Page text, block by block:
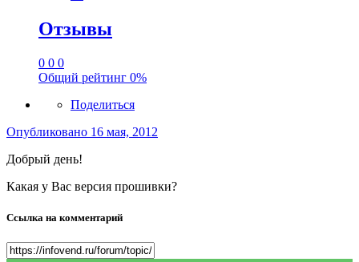
Отзывы
0 0 0
Общий рейтинг 0%
Поделиться
Опубликовано 16 мая, 2012
Добрый день!
Какая у Вас версия прошивки?
Ссылка на комментарий